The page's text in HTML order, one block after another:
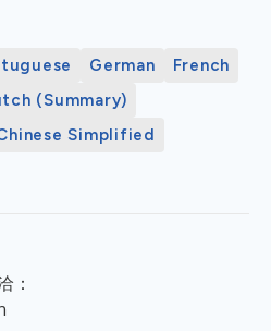
German
French
(Summary)
Simplified
：